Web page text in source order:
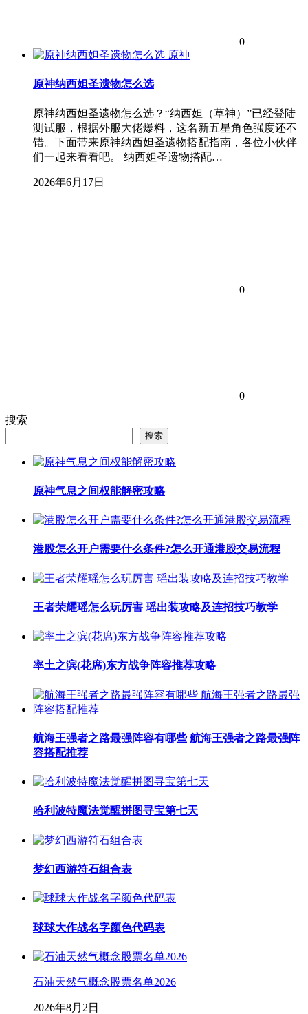
0
原神
原神纳西妲圣遗物怎么选
原神纳西妲圣遗物怎么选？“纳西妲（草神）”已经登陆
测试服，根据外服大佬爆料，这名新五星角色强度还不
错。下面带来原神纳西妲圣遗物搭配指南，各位小伙伴
们一起来看看吧。 纳西妲圣遗物搭配…
2026年6月17日
0
0
搜索
搜索
原神气息之间权能解密攻略
港股怎么开户需要什么条件?怎么开通港股交易流程
王者荣耀瑶怎么玩厉害 瑶出装攻略及连招技巧教学
率土之滨(花席)东方战争阵容推荐攻略
航海王强者之路最强阵容有哪些 航海王强者之路最强阵
容搭配推荐
哈利波特魔法觉醒拼图寻宝第七天
梦幻西游符石组合表
球球大作战名字颜色代码表
石油天然气概念股票名单2026
2026年8月2日